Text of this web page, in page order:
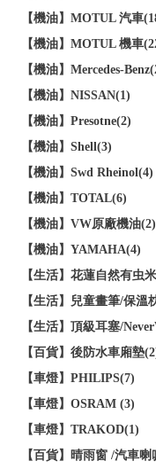
【機油】MOTUL 汽車
【機油】MOTUL 機車
【機油】Mercedes-
【機油】NISSAN(1)
【機油】Presotne(2)
【機油】Shell(3)
【機油】Swd Rheinol(4)
【機油】TOTAL(6)
【機油】VW原廠機油(2)
【機油】YAMAHA(4)
【生活】花蓮自然有虫
【生活】兒童畫筆/保溫
【生活】頂級耳塞/
【百貨】後防水車廂墊
【車燈】PHILIPS(7)
【車燈】OSRAM (3)
【車燈】TRAKOD(1)
【百貨】晴雨窗 /汽車喇